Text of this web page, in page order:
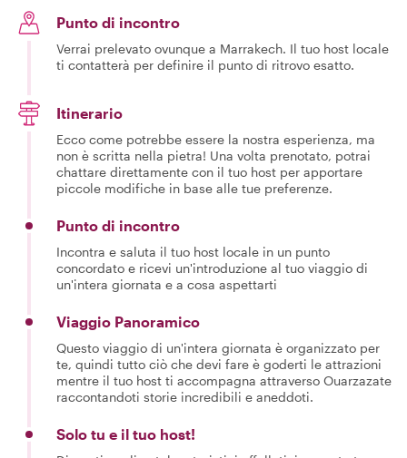
Punto di incontro
Verrai prelevato ovunque a Marrakech. Il tuo host locale
ti contatterà per definire il punto di ritrovo esatto.
Itinerario
Ecco come potrebbe essere la nostra esperienza, ma
non è scritta nella pietra! Una volta prenotato, potrai
chattare direttamente con il tuo host per apportare
piccole modifiche in base alle tue preferenze.
Punto di incontro
Incontra e saluta il tuo host locale in un punto
concordato e ricevi un'introduzione al tuo viaggio di
un'intera giornata e a cosa aspettarti
Viaggio Panoramico
Questo viaggio di un'intera giornata è organizzato per
te, quindi tutto ciò che devi fare è goderti le attrazioni
mentre il tuo host ti accompagna attraverso Ouarzazate
raccontandoti storie incredibili e aneddoti.
Solo tu e il tuo host!